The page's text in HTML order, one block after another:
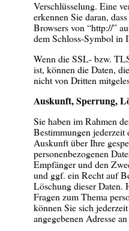
Verschlüsselung. Eine
erkennen Sie daran,
Browsers von “http://”
dem Schloss-Symbol in
Wenn die SSL- bzw.
ist, können die Daten,
nicht von Dritten
Auskunft, Sperrung,
Sie haben im Rahmen
Bestimmungen jederzeit
Auskunft über Ihre
personenbezogenen
Empfänger und den
und ggf. ein Recht auf
Löschung dieser Daten.
Fragen zum Thema
können Sie sich
angegebenen Adresse